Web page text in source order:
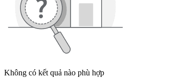
Không có kết quả nào phù hợp